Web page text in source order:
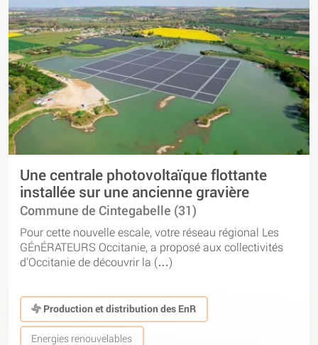
Une centrale photovoltaïque flottante
installée sur une ancienne gravière
Commune de Cintegabelle (31)
Pour cette nouvelle escale, votre réseau régional Les
GÉnÉRATEURS Occitanie, a proposé aux collectivités
d’Occitanie de découvrir la (…)
Production et distribution des EnR
Energies renouvelables